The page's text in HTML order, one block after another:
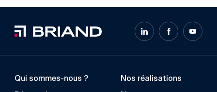
Qui sommes-nous ? Nos réalisations